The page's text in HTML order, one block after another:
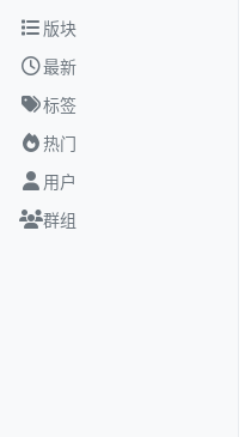
跳转至内容
版块
最新
标签
热门
用户
群组